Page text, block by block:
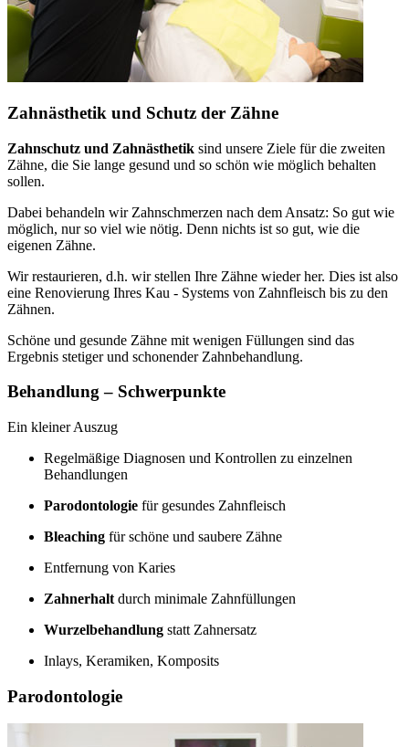
Zahnästhetik und Schutz der Zähne
Zahnschutz und Zahnästhetik sind unsere Ziele für die zweiten
Zähne, die Sie lange gesund und so schön wie möglich behalten
sollen.
Dabei behandeln wir Zahnschmerzen nach dem Ansatz: So gut wie
möglich, nur so viel wie nötig. Denn nichts ist so gut, wie die
eigenen Zähne.
Wir restaurieren, d.h. wir stellen Ihre Zähne wieder her. Dies ist also
eine Renovierung Ihres Kau - Systems von Zahnfleisch bis zu den
Zähnen.
Schöne und gesunde Zähne mit wenigen Füllungen sind das
Ergebnis stetiger und schonender Zahnbehandlung.
Behandlung – Schwerpunkte
Ein kleiner Auszug
Regelmäßige Diagnosen und Kontrollen zu einzelnen
Behandlungen
Parodontologie für gesundes Zahnfleisch
Bleaching für schöne und saubere Zähne
Entfernung von Karies
Zahnerhalt durch minimale Zahnfüllungen
Wurzelbehandlung statt Zahnersatz
Inlays, Keramiken, Komposits
Parodontologie